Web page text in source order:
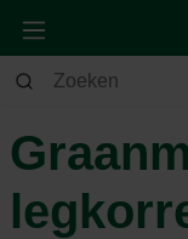
Dier Pluimvee